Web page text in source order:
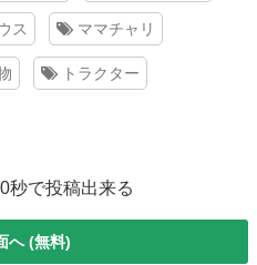
ス ママチャリ
トラクター
秒で投稿出来る
へ (無料)